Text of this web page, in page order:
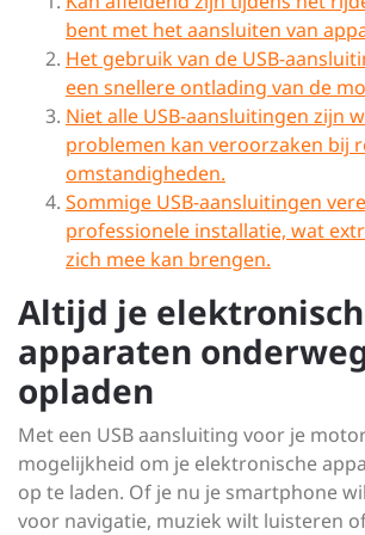
bent met het aansluiten van
Het gebruik van de USB-
een snellere ontlading van de
Niet alle USB-aansluitingen zijn
problemen kan veroorzaken bij
omstandigheden.
Sommige USB-aansluitingen
professionele installatie, wat
zich mee kan brengen.
Altijd je
apparaten
opladen
Met een USB aansluiting voor je
mogelijkheid om je elektronische
op te laden. Of je nu je smartphone
voor navigatie, muziek wilt luisteren